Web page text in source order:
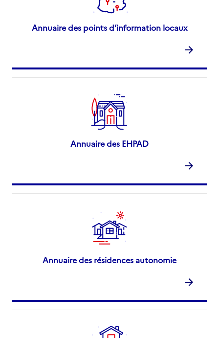
Annuaire des points d’information locaux
Annuaire des EHPAD
Annuaire des résidences autonomie